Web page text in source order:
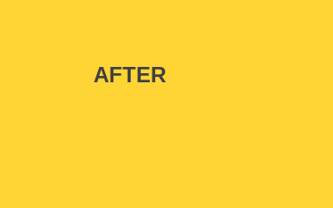
AFTER